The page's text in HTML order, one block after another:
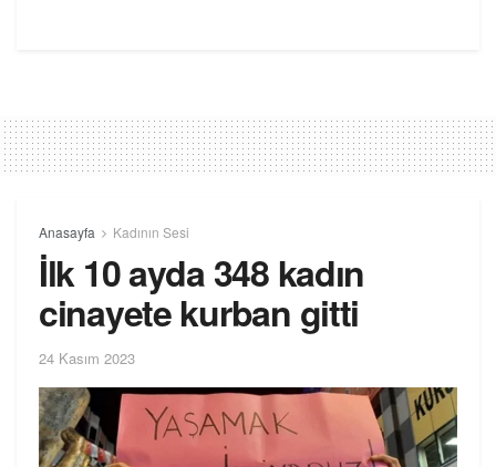
Anasayfa Kadının Sesi
İlk 10 ayda 348 kadın
cinayete kurban gitti
24 Kasım 2023